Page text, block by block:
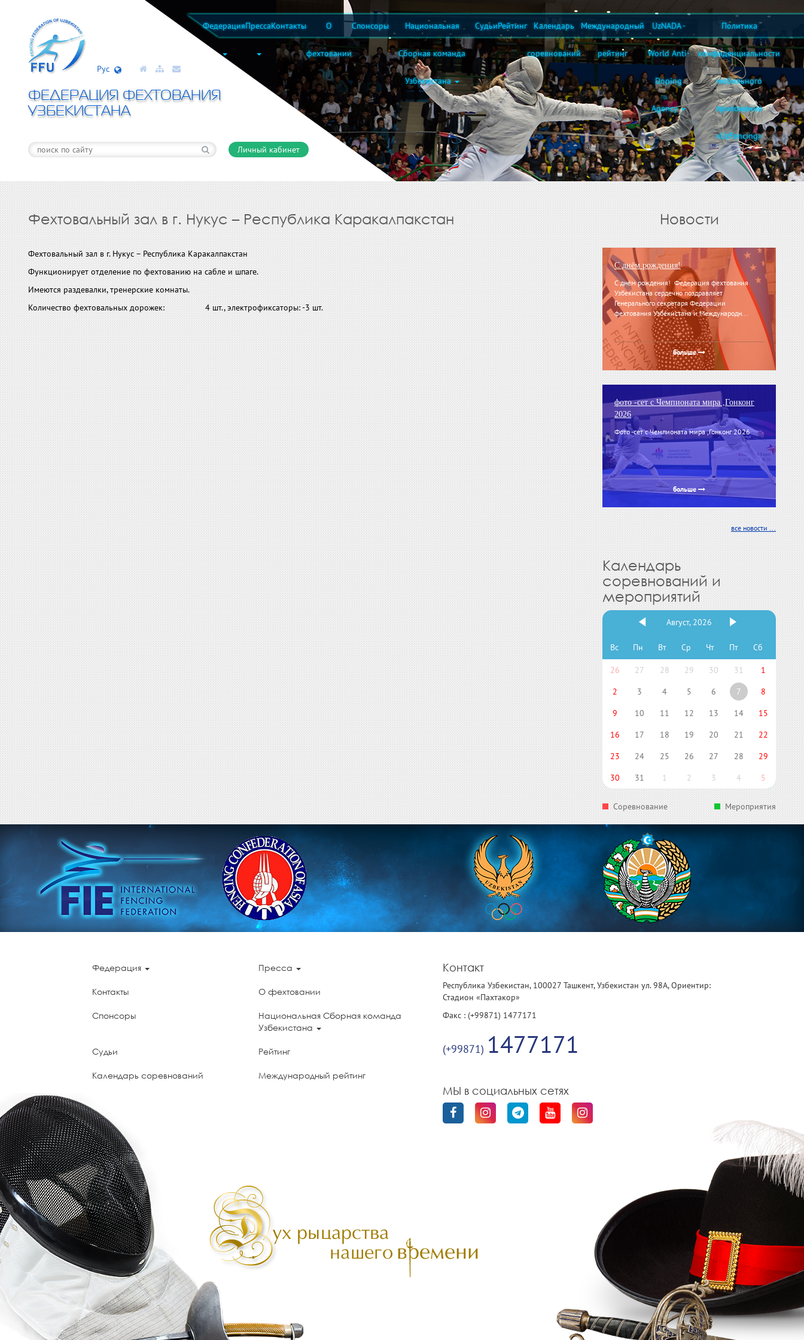
ФедерацияПрессаКонтакты О
фехтовании
Спонсоры Национальная
Сборная команда
Узбекистана
СудьиРейтинг Календарь
соревнований
Международный
рейтинг
UzNADA -
World Anti-
Doping
Agency
Политика
конфиденциальности
мобильного
приложения
«UzFencing»
Рус
ФЕДЕРАЦИЯ ФЕХТОВАНИЯ
УЗБЕКИСТАНА
Личный кабинет
Фехтовальный зал в г. Нукус – Республика Каракалпакстан
Фехтовальный зал в г. Нукус – Республика Каракалпакстан
Функционирует отделение по фехтованию на сабле и шпаге.
Имеются раздевалки, тренерские комнаты.
Количество фехтовальных дорожек: 4 шт., электрофиксаторы: -3 шт.
Новости
С днём рождения!
С днём рождения! Федерация фехтования
Узбекистана сердечно поздравляет
Генерального секретаря Федерации
фехтования Узбекистана и Международн...
больше
фото -сет с Чемпионата мира ,Гонконг
2026
Фото -сет с Чемпионата мира ,Гонконг 2026
больше
все новости ...
Календарь
соревнований и
мероприятий
Август, 2026
Вс Пн Вт Ср Чт Пт Сб
26 27 28 29 30 31
1
2
3 4 5 6 7
8
9
10 11 12 13 14
15
16
17 18 19 20 21
22
23
24 25 26 27 28
29
30
31 1 2 3 4 5
Соревнование Мероприятия
Федерация Пресса
Контакты О фехтовании
Спонсоры
Национальная Сборная команда
Узбекистана
Судьи Рейтинг
Календарь соревнований Международный рейтинг
Контакт
Республика Узбекистан, 100027 Ташкент, Узбекистан ул. 98А, Ориентир:
Стадион «Пахтакор»
Факс : (+99871) 1477171
(+99871) 1477171
МЫ в социальных сетях